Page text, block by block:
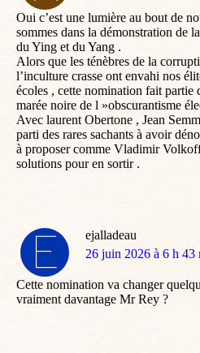
Oui c’est une lumière au bout de
sommes dans la démonstration de
du Ying et du Yang .
Alors que les ténèbres de la
l’inculture crasse ont envahi nos
écoles , cette nomination fait partie
marée noire de l »obscurantisme
Avec laurent Obertone , Jean
parti des rares sachants à avoir
à proposer comme Vladimir
solutions pour en sortir .
ejalladeau
dit
26 juin 2026 à 6 h 43
Cette nomination va changer
vraiment davantage Mr Rey ?